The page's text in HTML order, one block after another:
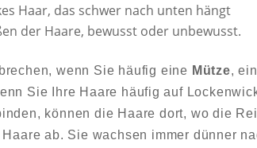
Haar, das schwer nach unten hängt
der Haare, bewusst oder unbewusst.
wenn Sie häufig eine Mütze, ein
Sie Ihre Haare häufig auf
können die Haare dort, wo die
ab. Sie wachsen immer dünner